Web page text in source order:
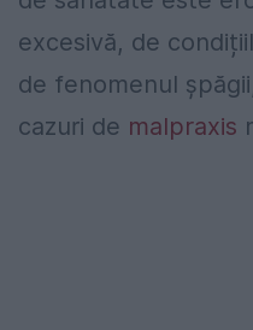
excesivă, de
de fenomenul
cazuri de malpraxis